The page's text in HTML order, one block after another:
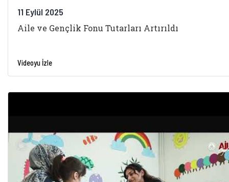
11 Eylül 2025
Aile ve Gençlik Fonu Tutarları Artırıldı
Videoyu İzle